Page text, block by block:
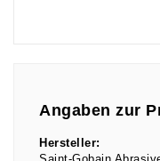
Angaben zur
Hersteller: